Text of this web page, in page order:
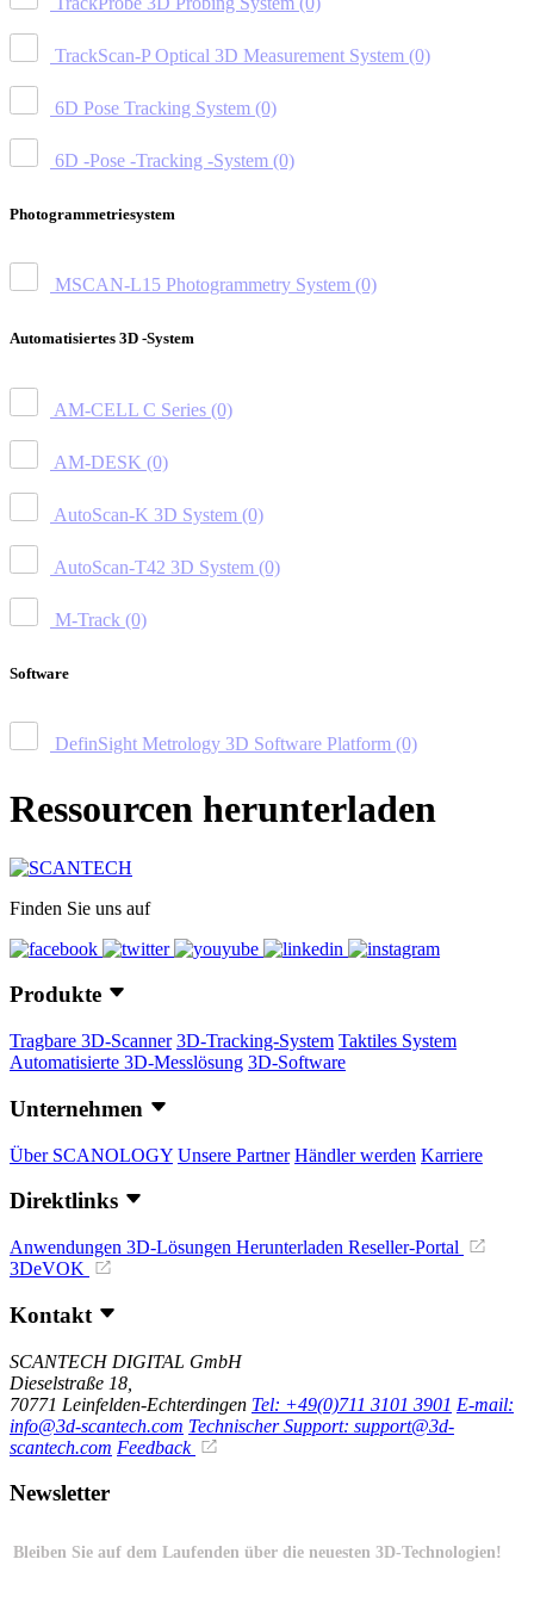
TrackScan-P Optical 3D Measurement System (0)
6D Pose Tracking System (0)
6D -Pose -Tracking -System (0)
Photogrammetriesystem
MSCAN-L15 Photogrammetry System (0)
Automatisiertes 3D -System
AM-CELL C Series (0)
AM-DESK (0)
AutoScan-K 3D System (0)
AutoScan-T42 3D System (0)
M-Track (0)
Software
DefinSight Metrology 3D Software Platform (0)
Ressourcen herunterladen
Finden Sie uns auf
Produkte
Tragbare 3D-Scanner 3D-Tracking-System Taktiles System
Automatisierte 3D-Messlösung 3D-Software
Unternehmen
Über SCANOLOGY Unsere Partner Händler werden Karriere
Direktlinks
Anwendungen 3D-Lösungen Herunterladen Reseller-Portal
3DeVOK
Kontakt
SCANTECH DIGITAL GmbH
Dieselstraße 18,
70771 Leinfelden-Echterdingen Tel: +49(0)711 3101 3901 E-mail:
info@3d-scantech.com Technischer Support: support@3d-
scantech.com Feedback
Newsletter